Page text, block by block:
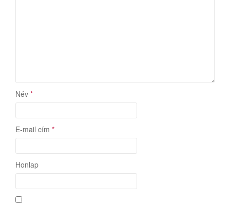
Név *
E-mail cím *
Honlap